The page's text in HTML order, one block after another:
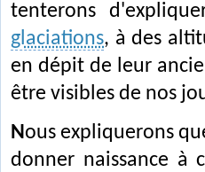
tenterons
glaciations, à des
en dépit de leur
être visibles de nos
Nous expliquerons
donner naissance à